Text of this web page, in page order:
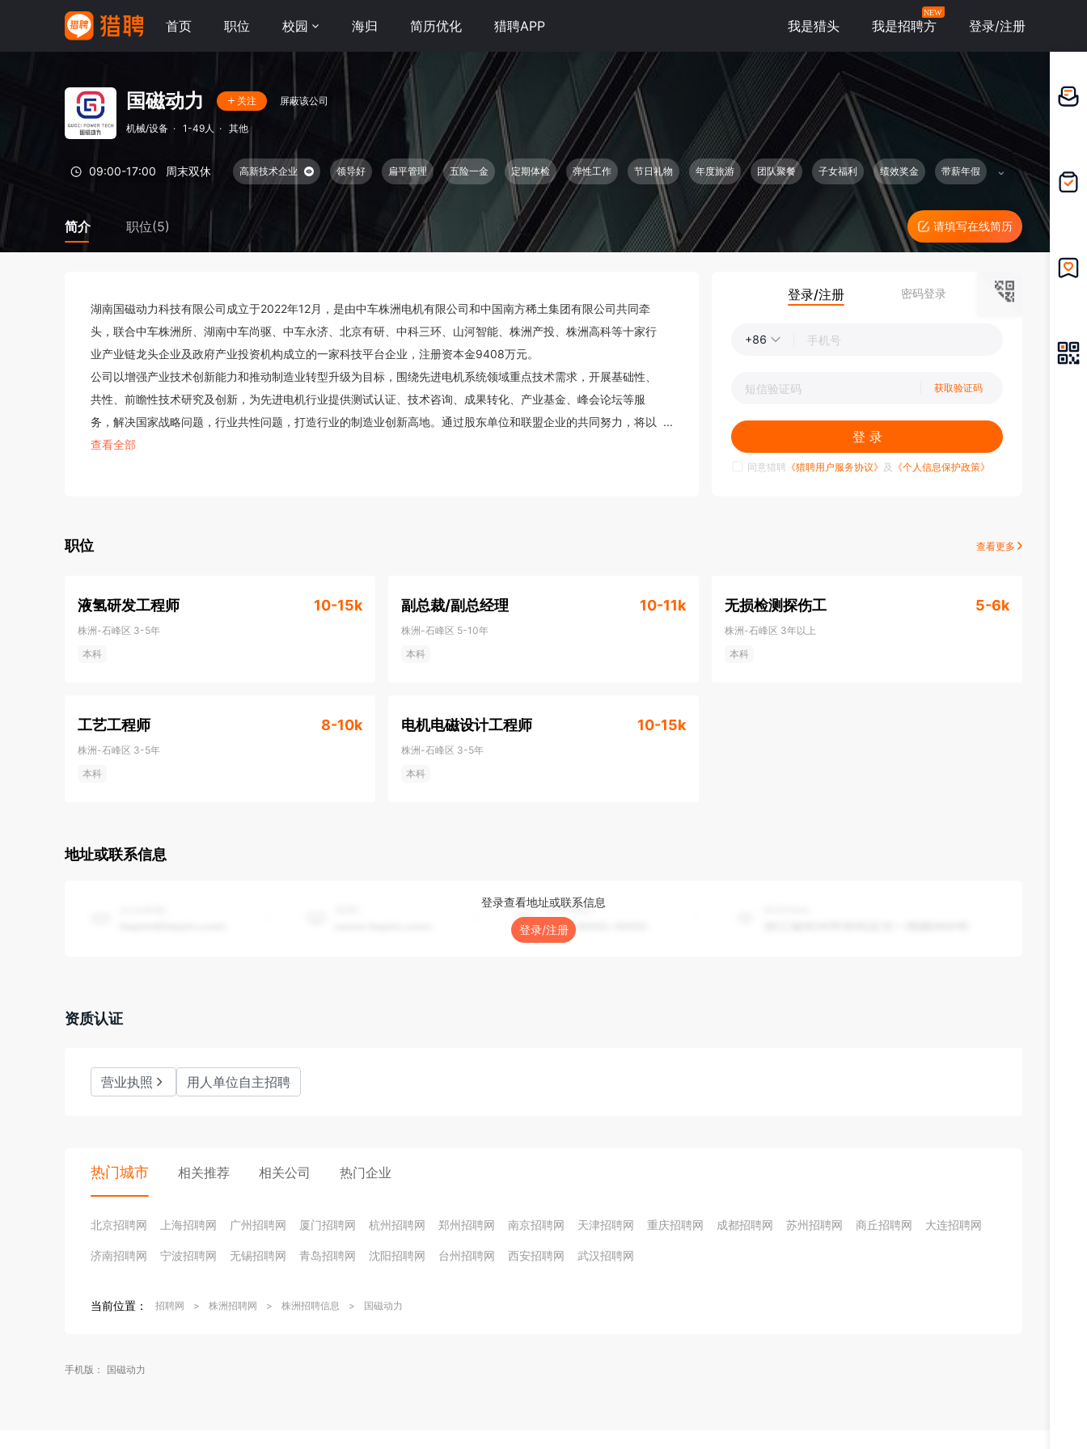
首页 职位 校园 海归 简历优化 猎聘APP 我是猎头 我是招聘方
NEW
登录/注册
国磁动力 关注 屏蔽该公司
机械/设备 · 1-49人 · 其他
09:00-17:00 周末双休 高新技术企业 领导好 扁平管理 五险一金 定期体检 弹性工作 节日礼物 年度旅游 团队聚餐 子女福利 绩效奖金 带薪年假
简介 职位(5) 请填写在线简历
登录/注册 密码登录
+86
获取验证码
登 录
同意猎聘 《猎聘用户服务协议》 及 《个人信息保护政策》
湖南国磁动力科技有限公司成立于2022年12月，是由中车株洲电机有限公司和中国南方稀土集团有限公司共同牵
头，联合中车株洲所、湖南中车尚驱、中车永济、北京有研、中科三环、山河智能、株洲产投、株洲高科等十家行
业产业链龙头企业及政府产业投资机构成立的一家科技平台企业，注册资本金9408万元。
公司以增强产业技术创新能力和推动制造业转型升级为目标，围绕先进电机系统领域重点技术需求，开展基础性、
共性、前瞻性技术研究及创新，为先进电机行业提供测试认证、技术咨询、成果转化、产业基金、峰会论坛等服
务，解决国家战略问题，行业共性问题，打造行业的制造业创新高地。通过股东单位和联盟企业的共同努力，将以
公司为载体的先进电机系统技术制造业创新中心建设成国家级制造业创新平台。
...
查看全部
职位 查看更多
液氢研发工程师 10-15k
株洲-石峰区 3-5年
本科
副总裁/副总经理 10-11k
株洲-石峰区 5-10年
本科
无损检测探伤工 5-6k
株洲-石峰区 3年以上
本科
工艺工程师 8-10k
株洲-石峰区 3-5年
本科
电机电磁设计工程师 10-15k
株洲-石峰区 3-5年
本科
地址或联系信息
登录查看地址或联系信息
登录/注册
资质认证
营业执照 用人单位自主招聘
热门城市 相关推荐 相关公司 热门企业
北京招聘网 上海招聘网 广州招聘网 厦门招聘网 杭州招聘网 郑州招聘网 南京招聘网 天津招聘网 重庆招聘网 成都招聘网 苏州招聘网 商丘招聘网 大连招聘网
济南招聘网 宁波招聘网 无锡招聘网 青岛招聘网 沈阳招聘网 台州招聘网 西安招聘网 武汉招聘网
当前位置： 招聘网 > 株洲招聘网 > 株洲招聘信息 > 国磁动力
手机版： 国磁动力